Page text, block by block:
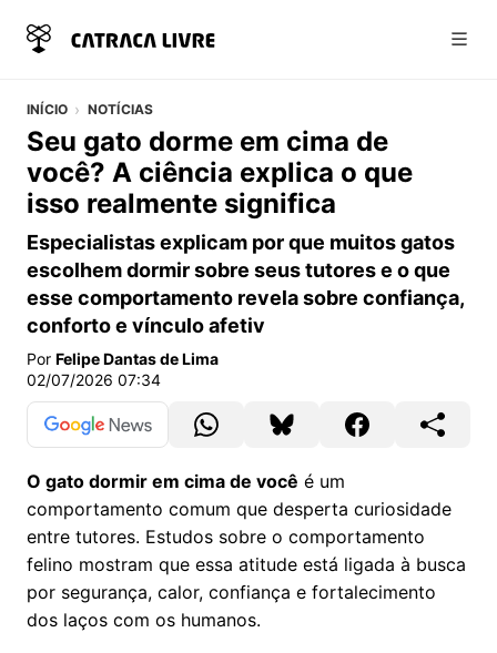
INÍCIO NOTÍCIAS
Seu gato dorme em cima de
você? A ciência explica o que
isso realmente significa
Especialistas explicam por que muitos gatos
escolhem dormir sobre seus tutores e o que
esse comportamento revela sobre confiança,
conforto e vínculo afetiv
Por Felipe Dantas de Lima
02/07/2026 07:34
O gato dormir em cima de você é um
comportamento comum que desperta curiosidade
entre tutores. Estudos sobre o comportamento
felino mostram que essa atitude está ligada à busca
por segurança, calor, confiança e fortalecimento
dos laços com os humanos.